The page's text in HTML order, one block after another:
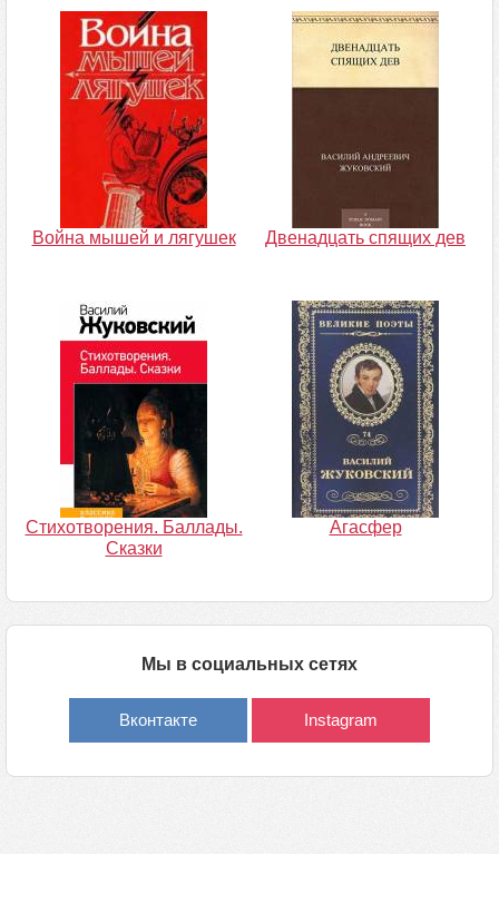
Война мышей и лягушек Двенадцать спящих дев
Стихотворения. Баллады.
Сказки
Агасфер
Мы в социальных сетях
Вконтакте Instagram